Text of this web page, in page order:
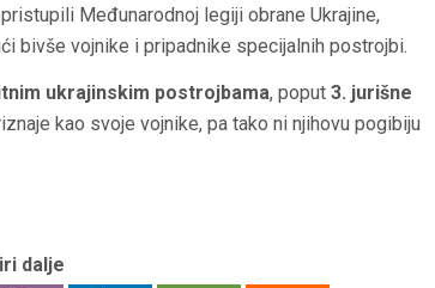
Međunarodnoj legiji obrane Ukrajine,
bivše vojnike i pripadnike specijalnih postrojbi.
ukrajinskim postrojbama, poput 3. jurišne
kao svoje vojnike, pa tako ni njihovu pogibiju
dalje